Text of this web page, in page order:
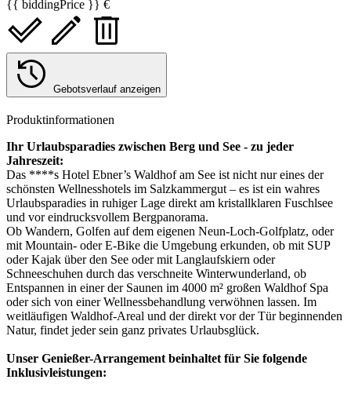
{{ biddingPrice }} €
Gebotsverlauf anzeigen
Produktinformationen
Ihr Urlaubsparadies zwischen Berg und See - zu jeder
Jahreszeit:
Das ****s Hotel Ebner’s Waldhof am See ist nicht nur eines der
schönsten Wellnesshotels im Salzkammergut – es ist ein wahres
Urlaubsparadies in ruhiger Lage direkt am kristallklaren Fuschlsee
und vor eindrucksvollem Bergpanorama.
Ob Wandern, Golfen auf dem eigenen Neun-Loch-Golfplatz, oder
mit Mountain- oder E-Bike die Umgebung erkunden, ob mit SUP
oder Kajak über den See oder mit Langlaufskiern oder
Schneeschuhen durch das verschneite Winterwunderland, ob
Entspannen in einer der Saunen im 4000 m² großen Waldhof Spa
oder sich von einer Wellnessbehandlung verwöhnen lassen. Im
weitläufigen Waldhof-Areal und der direkt vor der Tür beginnenden
Natur, findet jeder sein ganz privates Urlaubsglück.
Unser Genießer-Arrangement beinhaltet für Sie folgende
Inklusivleistungen: